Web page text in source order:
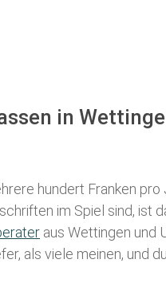
in
hundert Franken
im Spiel sind,
aus Wettingen und
als viele meinen, und